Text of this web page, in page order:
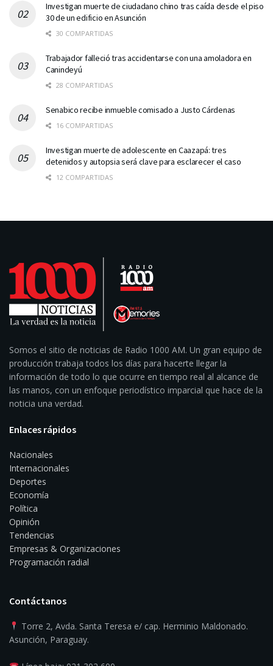
Investigan muerte de ciudadano chino tras caída desde el piso
30 de un edificio en Asunción
30 COMPARTIDAS
Trabajador falleció tras accidentarse con una amoladora en
Canindeyú
28 COMPARTIDAS
Senabico recibe inmueble comisado a Justo Cárdenas
16 COMPARTIDAS
Investigan muerte de adolescente en Caazapá: tres
detenidos y autopsia será clave para esclarecer el caso
12 COMPARTIDAS
Somos el sitio de noticias de Radio 1000 AM. Un gran equipo de
producción trabaja todos los días para hacerte llegar la
información de todo lo que ocurre en tiempo real al alcance de
las manos, con un enfoque periodístico imparcial que hace de la
noticia una verdad.
Enlaces rápidos
Nacionales
Internacionales
Deportes
Economía
Política
Opinión
Tendencias
Empresas & Organizaciones
Programación radial
Contáctanos
Torre 2, Avda. Santa Teresa e/ cap. Herminio Maldonado.
Asunción, Paraguay.